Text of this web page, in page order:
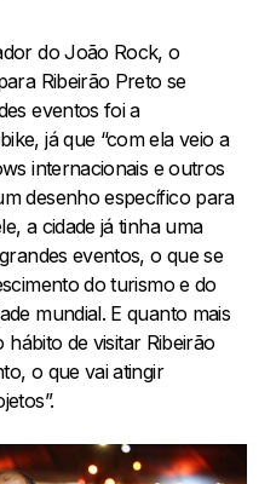
do João Rock, o
Ribeirão Preto se
eventos foi a
já que “com ela veio a
internacionais e outros
desenho específico para
a cidade já tinha uma
eventos, o que se
do turismo e do
mundial. E quanto mais
hábito de visitar Ribeirão
o que vai atingir